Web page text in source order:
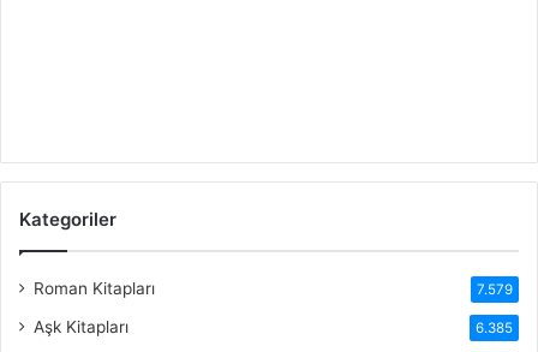
Kategoriler
Roman Kitapları 7.579
Aşk Kitapları 6.385